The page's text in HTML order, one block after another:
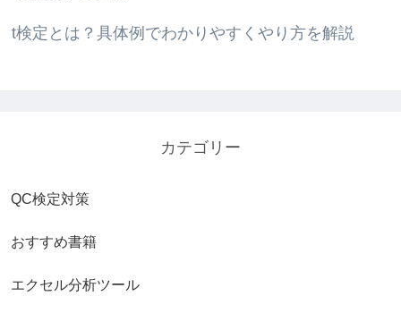
t検定とは？具体例でわかりやすくやり方を解説
カテゴリー
QC検定対策
おすすめ書籍
エクセル分析ツール